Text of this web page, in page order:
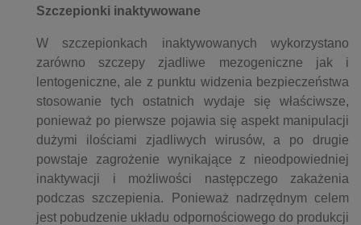
Szczepionki inaktywowane
W szczepionkach inaktywowanych wykorzystano
zarówno szczepy zjadliwe mezogeniczne jak i
lentogeniczne, ale z punktu widzenia bezpieczeństwa
stosowanie tych ostatnich wydaje się właściwsze,
ponieważ po pierwsze pojawia się aspekt manipulacji
dużymi ilościami zjadliwych wirusów, a po drugie
powstaje zagrożenie wynikające z nieodpowiedniej
inaktywacji i możliwości następczego zakażenia
podczas szczepienia. Ponieważ nadrzędnym celem
jest pobudzenie układu odpornościowego do produkcji